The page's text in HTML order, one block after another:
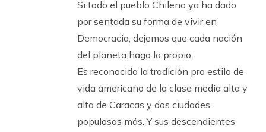
Si todo el pueblo Chileno ya ha dado
por sentada su forma de vivir en
Democracia, dejemos que cada nación
del planeta haga lo propio.
Es reconocida la tradición pro estilo de
vida americano de la clase media alta y
alta de Caracas y dos ciudades
populosas más. Y sus descendientes